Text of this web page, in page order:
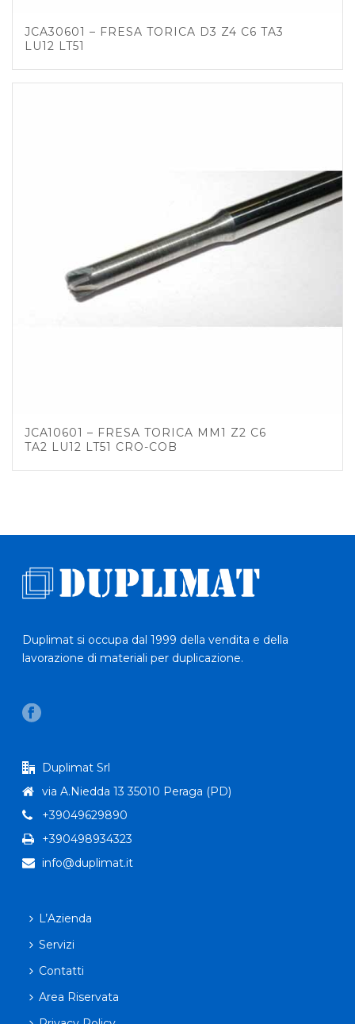
JCA30601 – FRESA TORICA D3 Z4 C6 TA3
LU12 LT51
JCA10601 – FRESA TORICA MM1 Z2 C6
TA2 LU12 LT51 CRO-COB
Duplimat si occupa dal 1999 della vendita e della
lavorazione di materiali per duplicazione.
Duplimat Srl
via A.Niedda 13 35010 Peraga (PD)
+39049629890
+390498934323
info@duplimat.it
L’Azienda
Servizi
Contatti
Area Riservata